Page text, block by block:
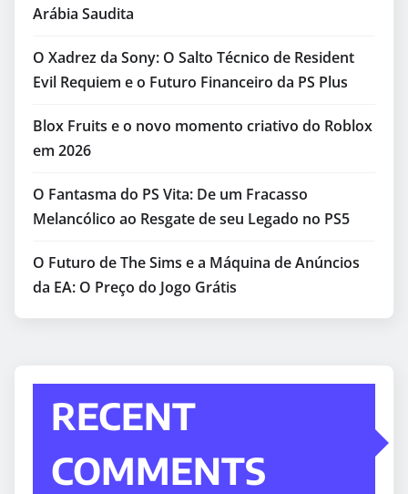
Arábia Saudita
O Xadrez da Sony: O Salto Técnico de Resident
Evil Requiem e o Futuro Financeiro da PS Plus
Blox Fruits e o novo momento criativo do Roblox
em 2026
O Fantasma do PS Vita: De um Fracasso
Melancólico ao Resgate de seu Legado no PS5
O Futuro de The Sims e a Máquina de Anúncios
da EA: O Preço do Jogo Grátis
RECENT
COMMENTS